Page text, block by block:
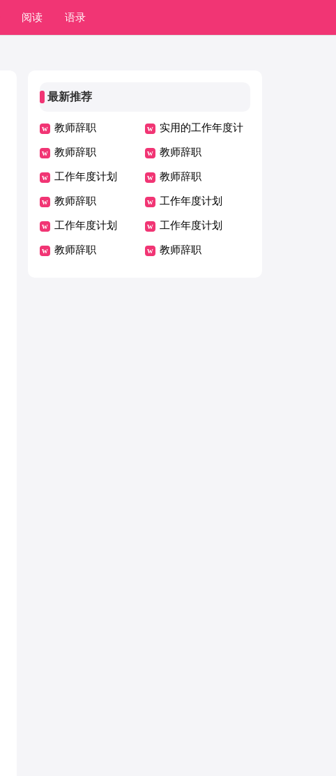
阅读 语录
最新推荐
教师辞职 实用的工作年度计
划
教师辞职 教师辞职
工作年度计划 教师辞职
教师辞职 工作年度计划
工作年度计划 工作年度计划
教师辞职 教师辞职